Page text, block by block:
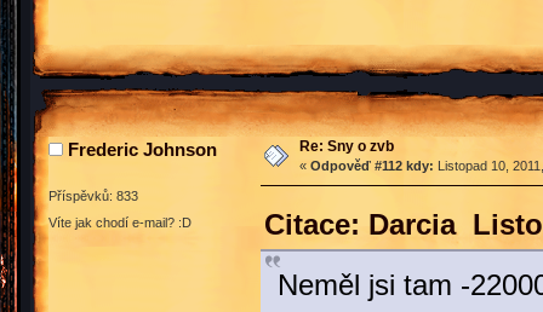
Frederic Johnson
Příspěvků: 833
Víte jak chodí e-mail? :D
Re: Sny o zvb
« Odpověď #112 kdy: Listopad 10,
Citace: Darcia
Neměl jsi tam -